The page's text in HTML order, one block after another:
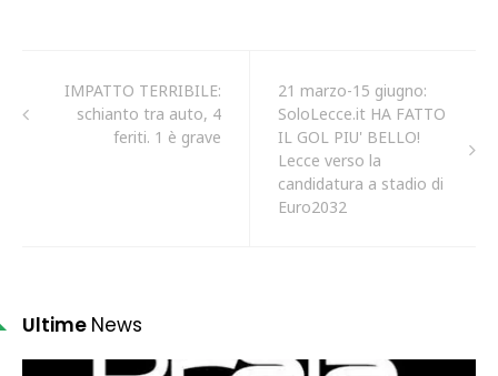
IMPATTO TERRIBILE:
schianto tra auto, 4
feriti. 1 è grave
21 marzo-15 giugno:
SoloLecce.it HA FATTO
IL GOL PIU' BELLO!
Lecce verso la
candidatura a stadio di
Euro2032
Ultime News